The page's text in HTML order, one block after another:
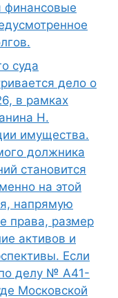
финансовые
суда
дело о
в рамках
Н.
имущества.
должника
становится
на этой
напрямую
права, размер
активов и
Если
по делу № А41-
Московской